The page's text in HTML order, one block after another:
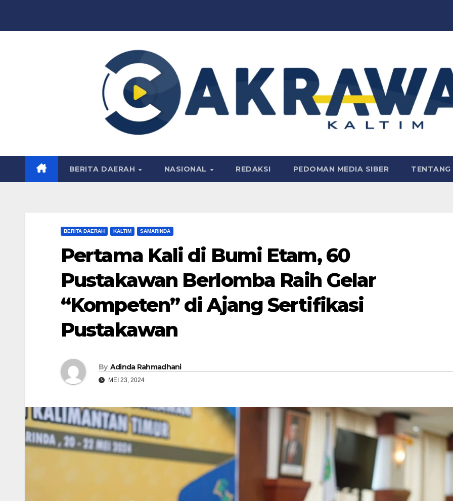
BERITA DAERAH NASIONAL REDAKSI PEDOMAN MEDIA SIBER TENTANG
BERITA DAERAH KALTIM SAMARINDA
Pertama Kali di Bumi Etam, 60
Pustakawan Berlomba Raih Gelar
“Kompeten” di Ajang Sertifikasi
Pustakawan
By Adinda Rahmadhani
MEI 23, 2024